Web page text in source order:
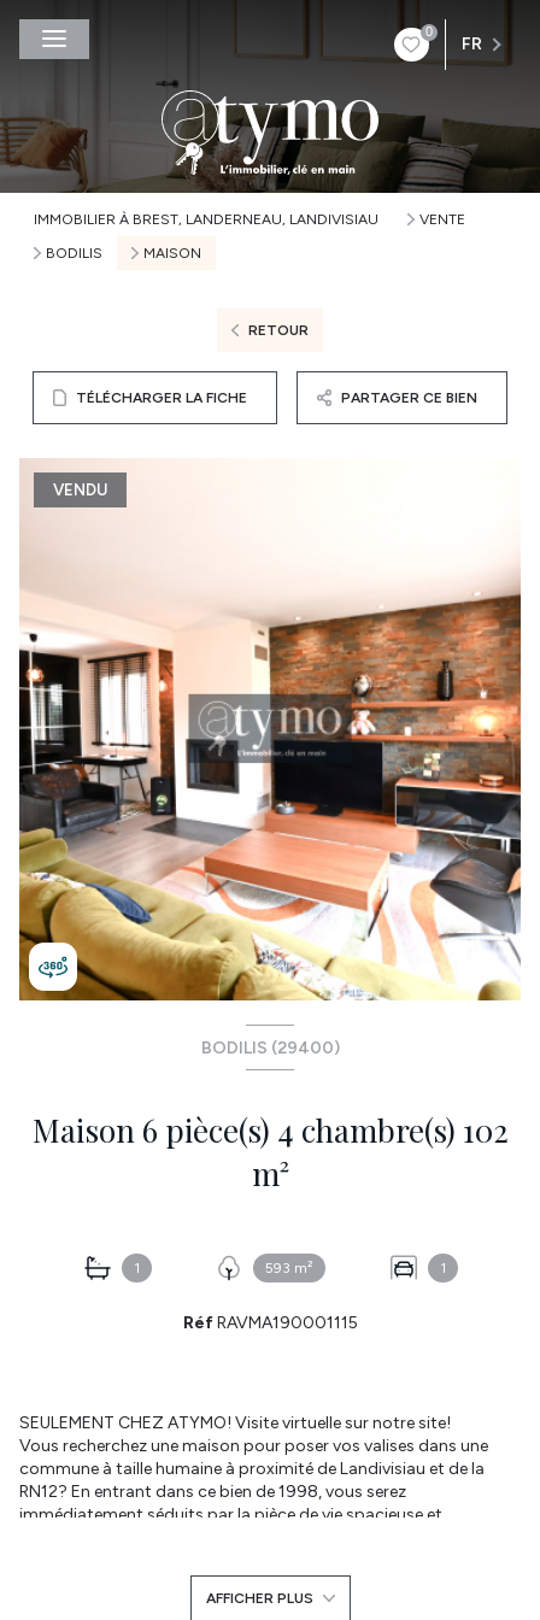
0
FR
IMMOBILIER À BREST, LANDERNEAU, LANDIVISIAU
VENTE
BODILIS
MAISON
RETOUR
TÉLÉCHARGER LA FICHE PARTAGER CE BIEN
VENDU
BODILIS (29400)
Maison 6 pièce(s) 4 chambre(s) 102
m²
1 593 m² 1
RéfRAVMA190001115
SEULEMENT CHEZ ATYMO! Visite virtuelle sur notre site!
Vous recherchez une maison pour poser vos valises dans une
commune à taille humaine à proximité de Landivisiau et de la
RN12? En entrant dans ce bien de 1998, vous serez
immédiatement séduits par la pièce de vie spacieuse et
élégance. Profitez de l'accès direct à la terrasse idéalement
exposée et au jardin clos. La cuisine est récente, entièrement
AFFICHER PLUS